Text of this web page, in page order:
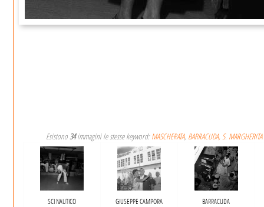
Esistono34immagini le stesse keyword:MASCHERATA, BARRACUDA, S.
SCI NAUTICO GIUSEPPE CAMPORA BARRACUDA